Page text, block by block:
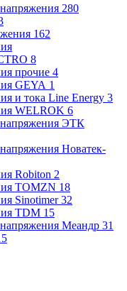
280
162
8
прочие 4
GEYA 1
и тока Line Energy 3
WELROK 6
напряжения ЭТК
Новатек-
Robiton 2
TOMZN 18
Sinotimer 32
TDM 15
напряжения Меандр 31